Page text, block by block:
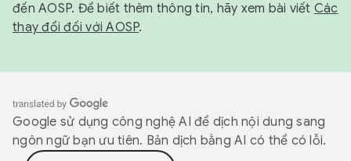
đến AOSP. Để biết thêm thông tin, hãy xem bài viết Các
thay đổi đối với AOSP.
Google sử dụng công nghệ AI để dịch nội dung sang
ngôn ngữ bạn ưu tiên. Bản dịch bằng AI có thể có lỗi.